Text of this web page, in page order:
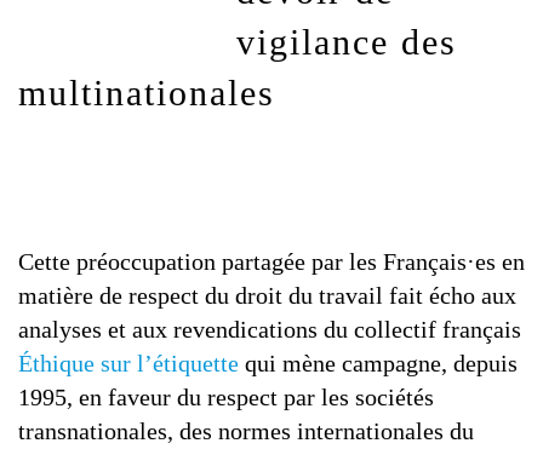
vigilance des
multinationales
Cette préoccupation partagée par les Français·es en
matière de respect du droit du travail fait écho aux
analyses et aux revendications du collectif français
Éthique sur l’étiquette qui mène campagne, depuis
1995, en faveur du respect par les sociétés
transnationales, des normes internationales du